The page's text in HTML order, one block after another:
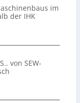
im
der IHK
von SEW-